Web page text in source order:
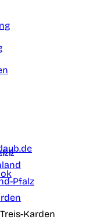
Pfalz
Karden